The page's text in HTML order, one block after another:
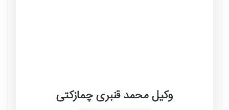
وکیل محمد قنبری چمازکتی